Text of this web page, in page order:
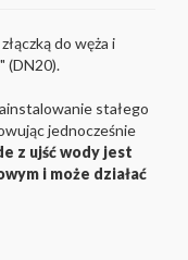
do węża i
(DN20).
stałego
jednocześnie
z ujść wody jest
i może działać